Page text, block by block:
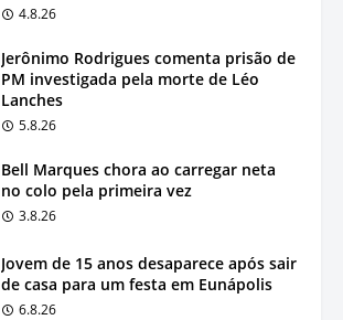
4.8.26
Jerônimo Rodrigues comenta prisão de
PM investigada pela morte de Léo
Lanches
5.8.26
Bell Marques chora ao carregar neta
no colo pela primeira vez
3.8.26
Jovem de 15 anos desaparece após sair
de casa para um festa em Eunápolis
6.8.26